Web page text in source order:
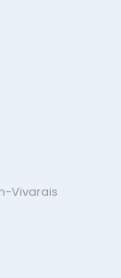
Vivarais